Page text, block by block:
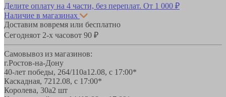
Делите оплату на 4 части, без переплат. От 1 000 ₽
Наличие в магазинах
Доставим вовремя или бесплатно
Сегодняот 2-х часовот 90 ₽
Самовывоз из магазинов:
г.Ростов-на-Дону
40-лет победы, 264/110а12.08, с 17:00*
Каскадная, 7212.08, с 17:00*
Королева, 30а2 шт